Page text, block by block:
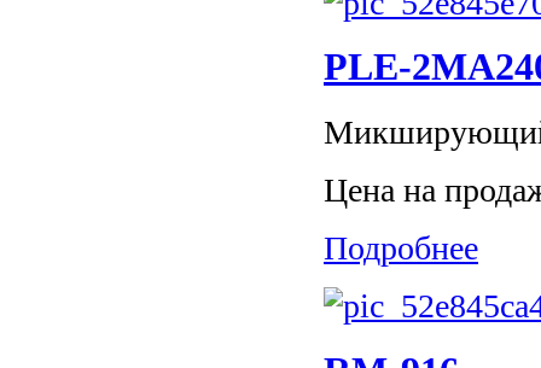
PLE-
Микширующий
Цена на
Подробнее